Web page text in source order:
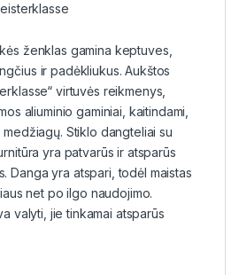
ženklas gamina keptuves,
ir padėkliukus. Aukštos
virtuvės reikmenys,
aliuminio gaminiai, kaitindami,
Stiklo dangteliai su
yra patvarūs ir atsparūs
Danga yra atspari, todėl maistas
net po ilgo naudojimo.
valyti, jie tinkamai atsparūs